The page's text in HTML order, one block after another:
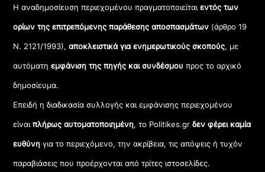
Η αναδημοσίευση περιεχομένου πραγματοποιείταιεντός των
ορίων της επιτρεπόμενης παράθεσης αποσπασμάτων (άρθρο 19
Ν. 2121/1993), αποκλειστικά για ενημερωτικούς σκοπούς, με
αυτόματηεμφάνιση της πηγής και συνδέσμου προς το αρχικό
δημοσίευμα.
Επειδή η διαδικασία συλλογής και εμφάνισης περιεχομένου
είναιπλήρως αυτοματοποιημένη, το Politikes.grδεν φέρει καμία
ευθύνη για το περιεχόμενο, την ακρίβεια, τις απόψεις ή τυχόν
παραβιάσεις που προέρχονται από τρίτες ιστοσελίδες.